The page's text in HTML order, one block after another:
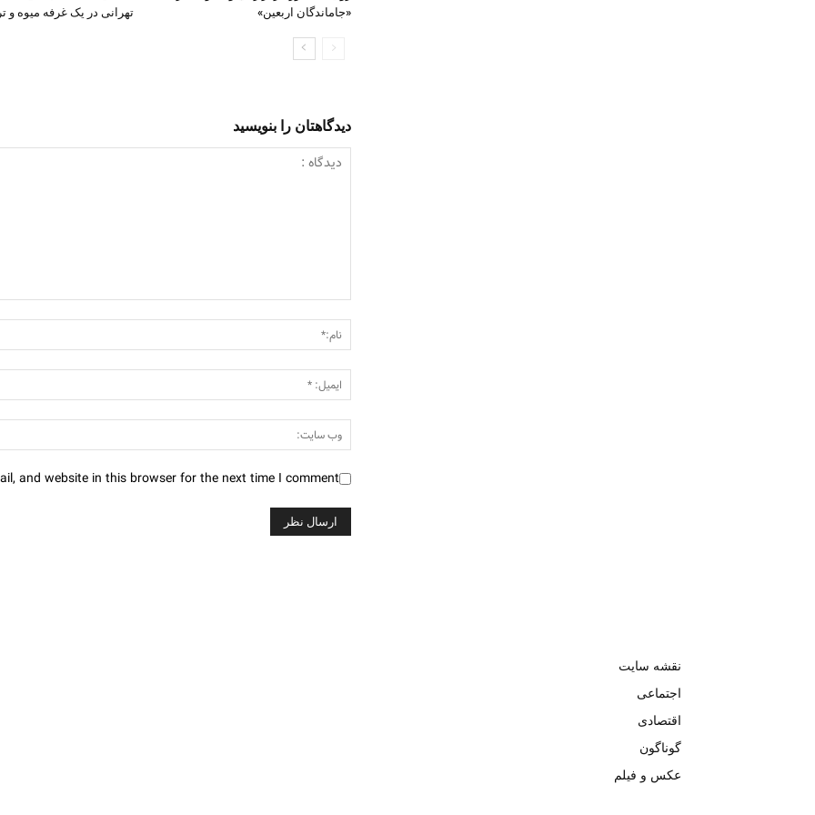
تهرانی در یک غرفه میوه و
«جاماندگان اربعین»
دیدگاهتان را بنویسید
and website in this browser for the next time I comment.
نقشه سایت
اجتماعی
اقتصادی
گوناگون
عکس و فیلم